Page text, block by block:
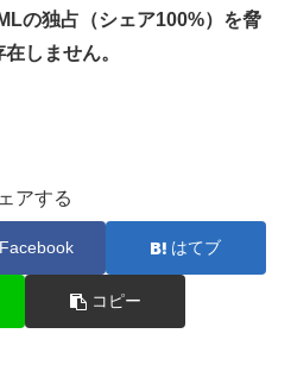
の独占（シェア100%）を脅
しません。
アする
Facebook はてブ
コピー